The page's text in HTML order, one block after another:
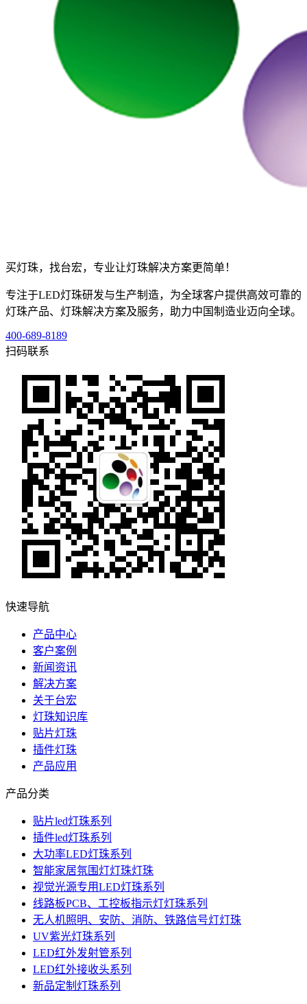
买灯珠，找台宏，专业让灯珠解决方案更简单！
专注于LED灯珠研发与生产制造，为全球客户提供高效可靠的
灯珠产品、灯珠解决方案及服务，助力中国制造业迈向全球。
400-689-8189
扫码联系
快速导航
产品中心
客户案例
新闻资讯
解决方案
关于台宏
灯珠知识库
贴片灯珠
插件灯珠
产品应用
产品分类
贴片led灯珠系列
插件led灯珠系列
大功率LED灯珠系列
智能家居氛围灯灯珠灯珠
视觉光源专用LED灯珠系列
线路板PCB、工控板指示灯灯珠系列
无人机照明、安防、消防、铁路信号灯灯珠
UV紫光灯珠系列
LED红外发射管系列
LED红外接收头系列
新品定制灯珠系列